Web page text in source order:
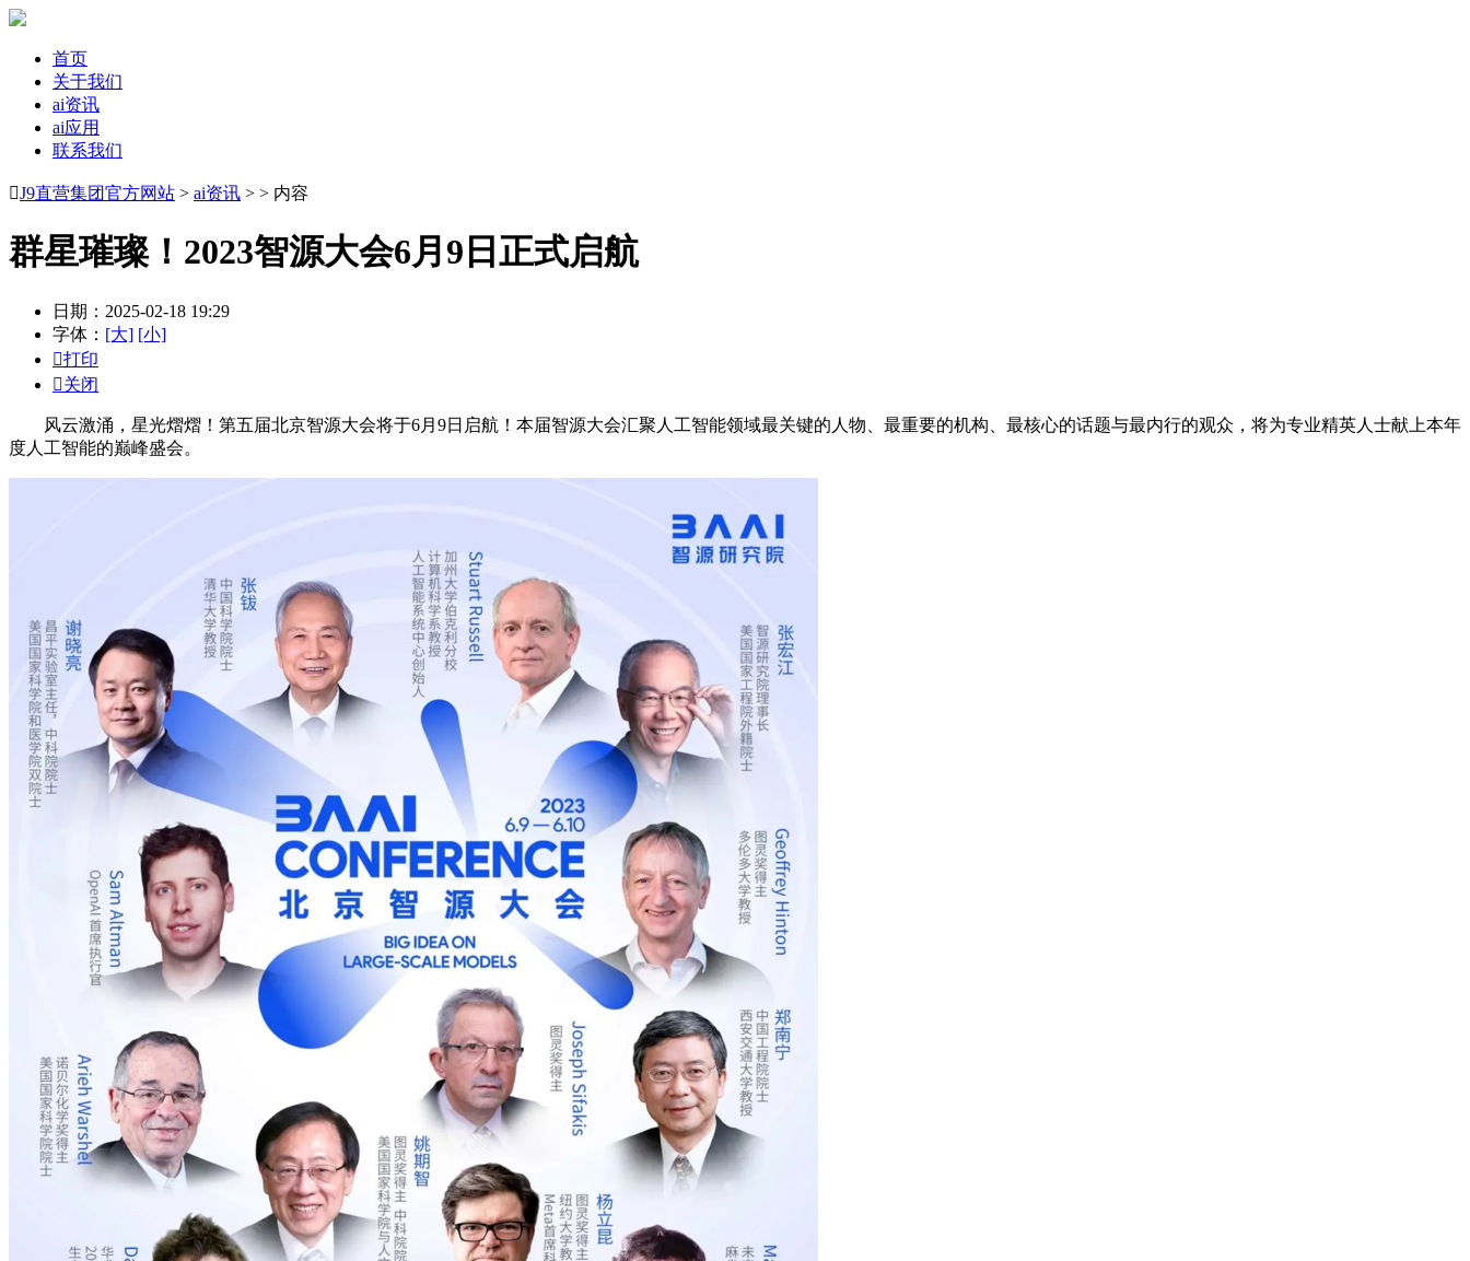
首页
关于我们
ai资讯
ai应用
联系我们
J9直营集团官方网站 > ai资讯 > > 内容
群星璀璨！2023智源大会6月9日正式启航
日期：2025-02-18 19:29
字体： [大] [小]
打印
关闭
风云激涌，星光熠熠！第五届北京智源大会将于6月9日启航！本届智源大会汇聚人工智能领域最关键的人物、最重要的机构、最核心的话题与最内行的观众，将为专业精英人士献上本年
度人工智能的巅峰盛会。